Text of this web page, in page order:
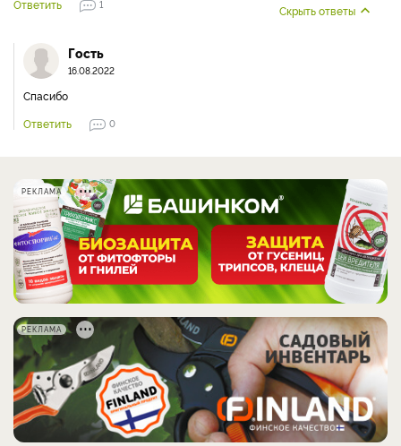
Ответить 1 Скрыть ответы
Гость
16.08.2022
Спасибо
Ответить
0
РЕКЛАМА
РЕКЛАМА